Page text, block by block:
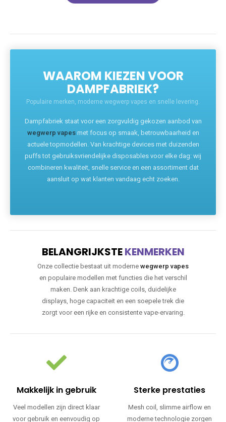
WAAROM KIEZEN VOOR
DAMPFABRIEK?
Populaire merken, moderne wegwerp vapes en snelle levering.
Dampfabriek staat voor een zorgvuldig gekozen aanbod van
wegwerp vapesmet focus op smaak, betrouwbaarheid en
actuele topmodellen. Van krachtige devices met duizenden
puffs tot gebruiksvriendelijke disposables voor elke dag: wij
combineren kwaliteit, snelle service en een assortiment dat
aansluit op wat klanten vandaag echt zoeken.
BELANGRIJKSTEKENMERKEN
Onze collectie bestaat uit moderne wegwerp vapes
en populaire modellen met functies die het verschil
maken. Denk aan krachtige coils, duidelijke
displays, hoge capaciteit en een soepele trek die
zorgt voor een rijke en consistente vape-ervaring.
Makkelijk in gebruik
Veel modellen zijn direct klaar
voor gebruik en eenvoudig op
Sterke prestaties
Mesh coil, slimme airflow en
moderne technologie zorgen